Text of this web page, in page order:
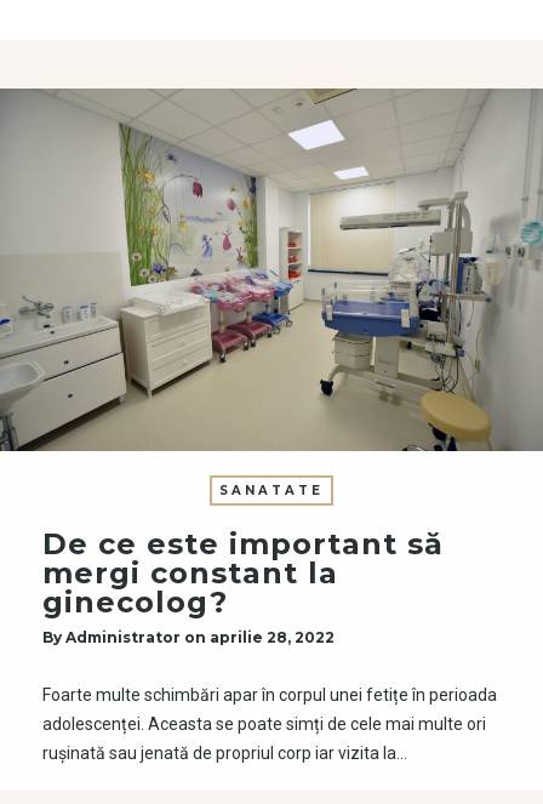
SANATATE
De ce este important să
mergi constant la
ginecolog?
By Administrator on aprilie 28, 2022
Foarte multe schimbări apar în corpul unei fetițe în perioada
adolescenței. Aceasta se poate simți de cele mai multe ori
rușinată sau jenată de propriul corp iar vizita la…